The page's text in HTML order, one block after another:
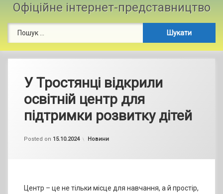
Офіційне інтернет-представництво
У Тростянці відкрили
освітній центр для
підтримки розвитку дітей
Posted on 15.10.2024
by
Categories:
Новини
Центр – це не тільки місце для навчання, а й простір,